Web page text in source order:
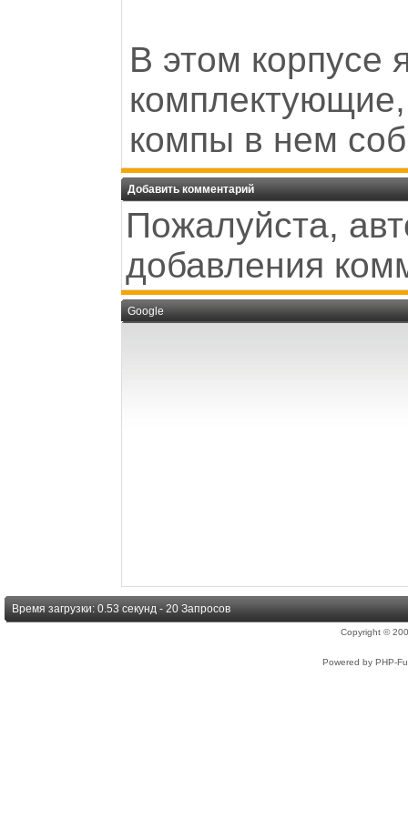
В этом корпусе
компы в нем
Добавить комментарий
Пожалуйста,
добавления
Google
Время загрузки: 0.53 секунд - 20 Запросов
Copyright ©
Powered by PHP-